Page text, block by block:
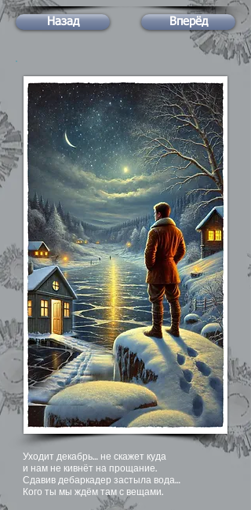
Назад Вперёд
Уходит декабрь… не скажет куда
и нам не кивнёт на прощание.
Сдавив дебаркадер застыла вода…
Кого ты мы ждём там с вещами.